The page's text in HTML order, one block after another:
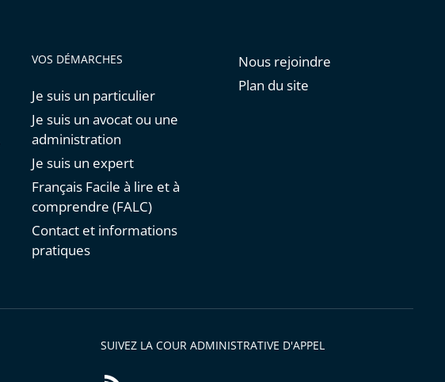
VOS DÉMARCHES
Je suis un particulier
Je suis un avocat ou une
administration
Je suis un expert
Français Facile à lire et à
comprendre (FALC)
Contact et informations
pratiques
Nous rejoindre
Plan du site
SUIVEZ LA COUR ADMINISTRATIVE D'APPEL